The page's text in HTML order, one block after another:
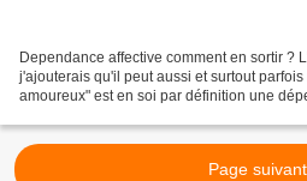
Dependance affective comment en sortir ?
j'ajouterais qu'il peut aussi et surtout
amoureux" est en soi par définition une
Page